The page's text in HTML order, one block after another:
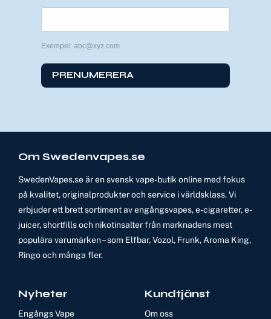
Exempel: abc@xyz.com
PRENUMERERA
Om Swedenvapes.se
SwedenVapes.se är en svensk vape-butik online med fokus
på kvalitet, originalprodukter och service i världsklass. Vi
erbjuder ett brett sortiment av engångsvapes, e-cigaretter, e-
juicer, shortfills och nikotinsalter från marknadens mest
populära varumärken – som Elfbar, Vozol, Frunk, Aroma King,
Ringo och många fler.
Nyheter
Engångs Vape
Kundtjänst
Om oss